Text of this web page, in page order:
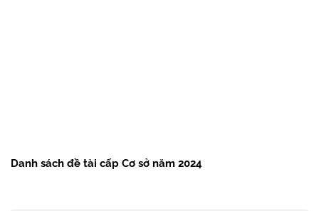
Danh sách đề tài cấp Cơ sở năm 2024